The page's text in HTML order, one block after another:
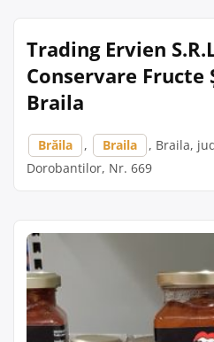
Trading Ervien
Conservare Fructe
Braila
Brăila , Braila
, Braila,
Dorobantilor, Nr. 669